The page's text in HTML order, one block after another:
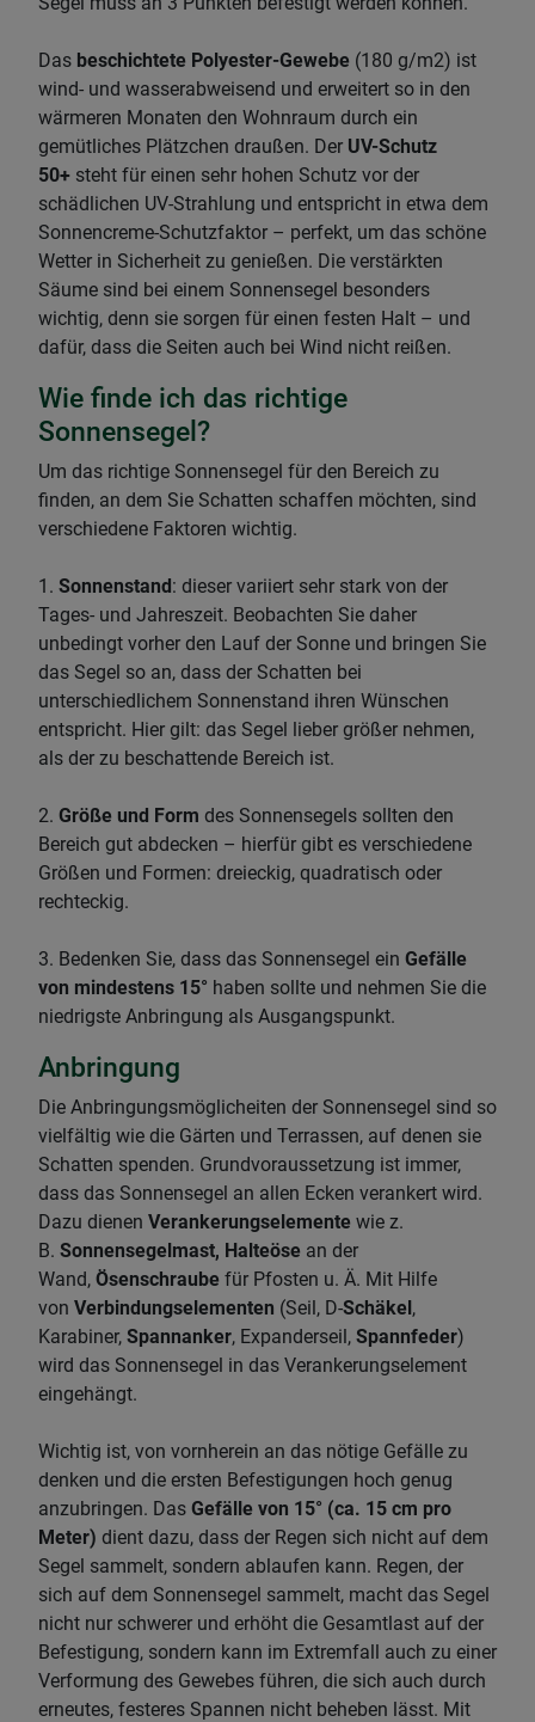
Das beschichtete Polyester-Gewebe (180 g/m2) ist
wind- und wasserabweisend und erweitert so in den
wärmeren Monaten den Wohnraum durch ein
gemütliches Plätzchen draußen. Der UV-Schutz
50+ steht für einen sehr hohen Schutz vor der
schädlichen UV-Strahlung und entspricht in etwa dem
Sonnencreme-Schutzfaktor – perfekt, um das schöne
Wetter in Sicherheit zu genießen. Die verstärkten
Säume sind bei einem Sonnensegel besonders
wichtig, denn sie sorgen für einen festen Halt – und
dafür, dass die Seiten auch bei Wind nicht reißen.
Wie finde ich das richtige
Sonnensegel?
Um das richtige Sonnensegel für den Bereich zu
finden, an dem Sie Schatten schaffen möchten, sind
verschiedene Faktoren wichtig.
1. Sonnenstand: dieser variiert sehr stark von der
Tages- und Jahreszeit. Beobachten Sie daher
unbedingt vorher den Lauf der Sonne und bringen Sie
das Segel so an, dass der Schatten bei
unterschiedlichem Sonnenstand ihren Wünschen
entspricht. Hier gilt: das Segel lieber größer nehmen,
als der zu beschattende Bereich ist.
2. Größe und Form des Sonnensegels sollten den
Bereich gut abdecken – hierfür gibt es verschiedene
Größen und Formen: dreieckig, quadratisch oder
rechteckig.
3. Bedenken Sie, dass das Sonnensegel ein Gefälle
von mindestens 15° haben sollte und nehmen Sie die
niedrigste Anbringung als Ausgangspunkt.
Anbringung
Die Anbringungsmöglicheiten der Sonnensegel sind so
vielfältig wie die Gärten und Terrassen, auf denen sie
Schatten spenden. Grundvoraussetzung ist immer,
dass das Sonnensegel an allen Ecken verankert wird.
Dazu dienen Verankerungselemente wie z.
B. Sonnensegelmast, Halteöse an der
Wand, Ösenschraube für Pfosten u. Ä. Mit Hilfe
von Verbindungselementen (Seil, D-Schäkel,
Karabiner, Spannanker, Expanderseil, Spannfeder)
wird das Sonnensegel in das Verankerungselement
eingehängt.
Wichtig ist, von vornherein an das nötige Gefälle zu
denken und die ersten Befestigungen hoch genug
anzubringen. Das Gefälle von 15° (ca. 15 cm pro
Meter) dient dazu, dass der Regen sich nicht auf dem
Segel sammelt, sondern ablaufen kann. Regen, der
sich auf dem Sonnensegel sammelt, macht das Segel
nicht nur schwerer und erhöht die Gesamtlast auf der
Befestigung, sondern kann im Extremfall auch zu einer
Verformung des Gewebes führen, die sich auch durch
erneutes, festeres Spannen nicht beheben lässt. Mit